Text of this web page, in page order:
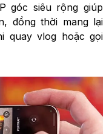
góc siêu rộng giúp
đồng thời mang lại
quay vlog hoặc gọi